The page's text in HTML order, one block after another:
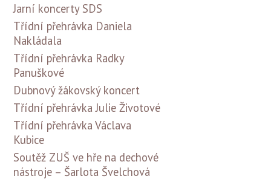
Jarní koncerty SDS
Třídní přehrávka Daniela
Nakládala
Třídní přehrávka Radky
Panuškové
Dubnový žákovský koncert
Třídní přehrávka Julie Životové
Třídní přehrávka Václava
Kubice
Soutěž ZUŠ ve hře na dechové
nástroje – Šarlota Švelchová